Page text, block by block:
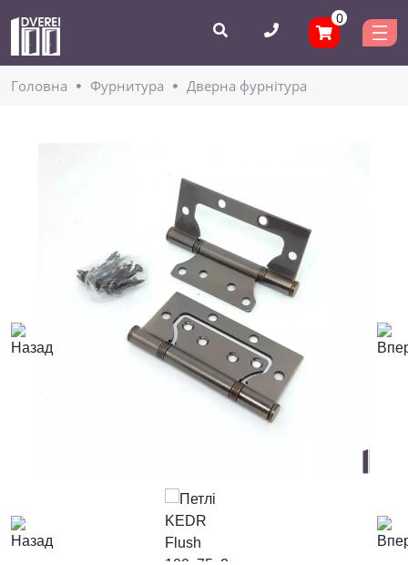
0
Головнa Фурнитура Дверна фурнітура